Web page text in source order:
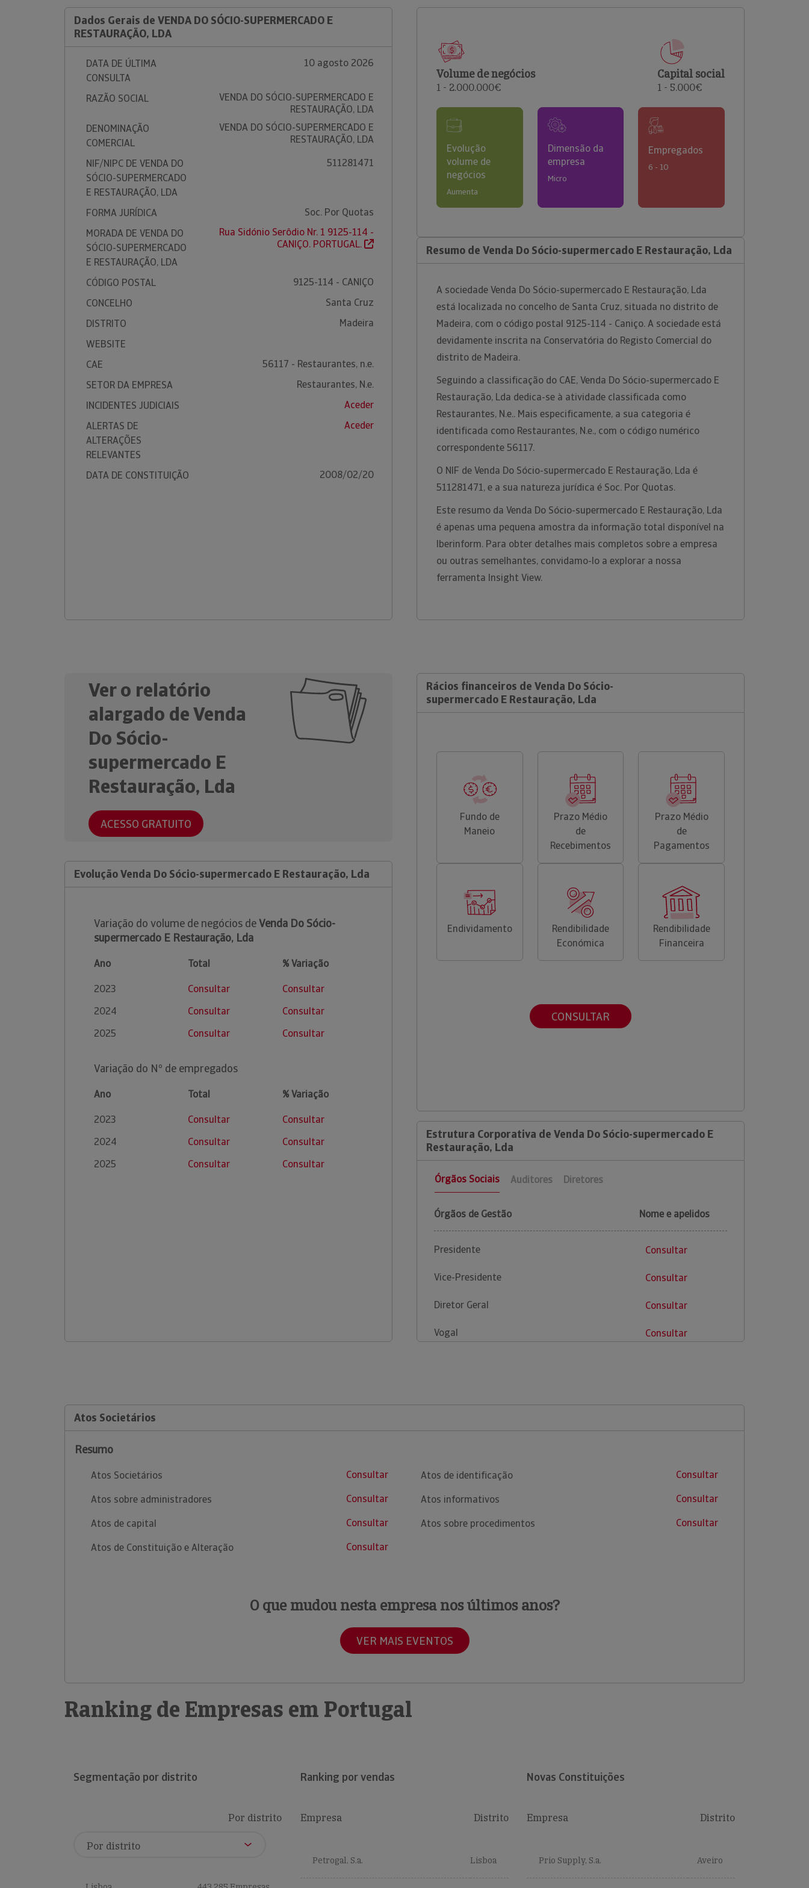
comerciais e analisar o risco de incumprimento dos
Dados Gerais de VENDA DO SÓCIO-SUPERMERCADO E
RESTAURAÇÃO, LDA
DATA DE ÚLTIMA
CONSULTA
10 agosto 2026
RAZÃO SOCIAL
VENDA DO SÓCIO-SUPERMERCADO E
RESTAURAÇÃO, LDA
DENOMINAÇÃO
COMERCIAL
VENDA DO SÓCIO-SUPERMERCADO E
RESTAURAÇÃO, LDA
NIF/NIPC DE VENDA DO
SÓCIO-SUPERMERCADO
E RESTAURAÇÃO, LDA
511281471
FORMA JURÍDICA
Soc. Por Quotas
MORADA DE VENDA DO
SÓCIO-SUPERMERCADO
E RESTAURAÇÃO, LDA
Rua Sidónio Serôdio Nr. 1 9125-114 -
CANIÇO. PORTUGAL.
CÓDIGO POSTAL
9125-114 - CANIÇO
CONCELHO
Santa Cruz
DISTRITO
Madeira
WEBSITE
CAE
56117 - Restaurantes, n.e.
SETOR DA EMPRESA
Restaurantes, N.e.
INCIDENTES JUDICIAIS
Aceder
ALERTAS DE
ALTERAÇÕES
RELEVANTES
Aceder
DATA DE CONSTITUIÇÃO 2008/02/20
Volume de negócios
1 - 2.000.000€
Capital social
1 - 5.000€
Evolução
volume de
negócios
Aumenta
Dimensão da
empresa
Micro
Empregados
6 - 10
Resumo de Venda Do Sócio-supermercado E Restauração, Lda
A sociedade Venda Do Sócio-supermercado E Restauração, Lda
está localizada no concelho de Santa Cruz, situada no distrito de
Madeira, com o código postal 9125-114 - Caniço. A sociedade está
devidamente inscrita na Conservatória do Registo Comercial do
distrito de Madeira.
Seguindo a classificação do CAE, Venda Do Sócio-supermercado E
Restauração, Lda dedica-se à atividade classificada como
Restaurantes, N.e.. Mais especificamente, a sua categoria é
identificada como Restaurantes, N.e., com o código numérico
correspondente 56117.
O NIF de Venda Do Sócio-supermercado E Restauração, Lda é
511281471, e a sua natureza jurídica é Soc. Por Quotas.
Este resumo da Venda Do Sócio-supermercado E Restauração, Lda
é apenas uma pequena amostra da informação total disponível na
Iberinform. Para obter detalhes mais completos sobre a empresa
ou outras semelhantes, convidamo-lo a explorar a nossa
ferramenta Insight View.
Ver o relatório
alargado de Venda
Do Sócio-
supermercado E
Restauração, Lda
ACESSO GRATUITO
Evolução Venda Do Sócio-supermercado E Restauração, Lda
Variação do volume de negócios deVenda Do Sócio-
supermercado E Restauração, Lda
Ano Total
% Variação
2023
Consultar
Consultar
2024
Consultar
Consultar
2025
Consultar Consultar
Variação do Nº de empregados
Ano Total
% Variação
2023
Consultar
Consultar
2024
Consultar
Consultar
2025
Consultar Consultar
Rácios financeiros de Venda Do Sócio-
supermercado E Restauração, Lda
Fundo de
Maneio
Prazo Médio
de
Recebimentos
Prazo Médio
de
Pagamentos
Endividamento
Rendibilidade
Económica
Rendibilidade
Financeira
CONSULTAR
Estrutura Corporativa de Venda Do Sócio-supermercado E
Restauração, Lda
Órgãos Sociais Auditores Diretores
Órgãos de Gestão Nome e apelidos
Presidente Consultar
Vice-Presidente Consultar
Diretor Geral Consultar
Vogal Consultar
Atos Societários
Resumo
Atos Societários
Consultar
Atos sobre administradores
Consultar
Atos de capital
Consultar
Atos de Constituição e Alteração
Consultar
Atos de identificação
Consultar
Atos informativos
Consultar
Atos sobre procedimentos
Consultar
O que mudou nesta empresa nos últimos anos?
VER MAIS EVENTOS
Ranking de Empresas em Portugal
Segmentação por distrito
Por distrito
Ranking por vendas
Empresa Distrito
Petrogal, S.a. Lisboa
Novas Constituições
Empresa Distrito
Prio Supply, S.a. Aveiro